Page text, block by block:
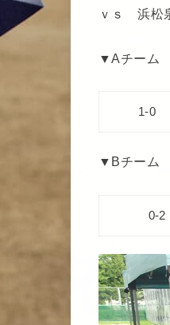
ｖｓ 浜松
▼Aチーム
1-0
▼Bチーム
0-2